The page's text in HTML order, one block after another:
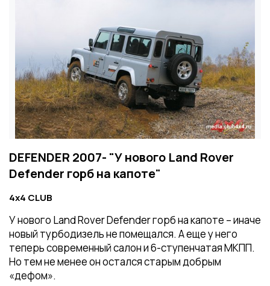
DEFENDER 2007- "У нового Land Rover
Defender горб на капоте"
4x4 CLUB
У нового Land Rover Defender горб на капоте – иначе
новый турбодизель не помещался. А еще у него
теперь современный салон и 6-ступенчатая МКПП.
Но тем не менее он остался старым добрым
«дефом».